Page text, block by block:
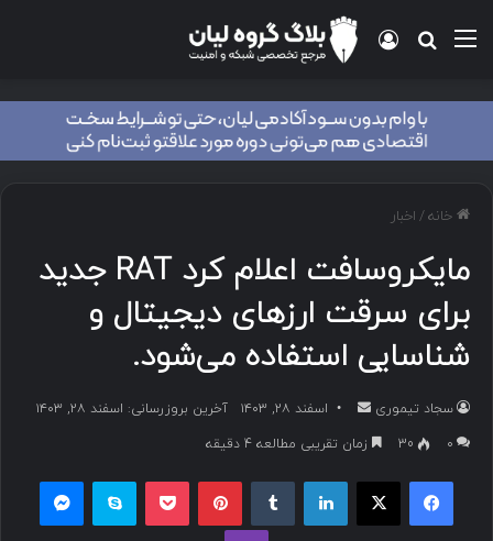
منو جستجو برای
ورود
خانه/ اخبار
مایکروسافت اعلام کرد RAT جدید
برای سرقت ارزهای دیجیتال و
شناسایی استفاده می‌شود.
سجاد تیموری
ر
ا
اسفند ۲۸, ۱۴۰۳
آخرین بروزرسانی: اسفند ۲۸, ۱۴۰۳
۰
30 زمان تقریبی مطالعه 4 دقیقه
فیسبوک ایکس لینکداین پینتریست پاکت اسکایپ
وایبر